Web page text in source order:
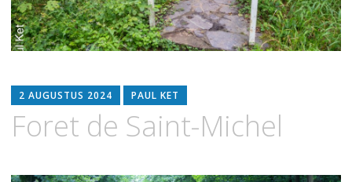
2 AUGUSTUS 2024 PAUL KET
Foret de Saint-Michel